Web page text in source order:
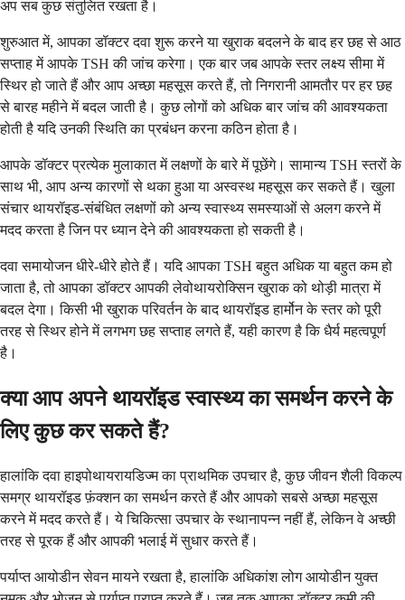
अप सब कुछ संतुलित रखता है।
शुरुआत में, आपका डॉक्टर दवा शुरू करने या खुराक बदलने के बाद हर छह से आठ
सप्ताह में आपके TSH की जांच करेगा। एक बार जब आपके स्तर लक्ष्य सीमा में
स्थिर हो जाते हैं और आप अच्छा महसूस करते हैं, तो निगरानी आमतौर पर हर छह
से बारह महीने में बदल जाती है। कुछ लोगों को अधिक बार जांच की आवश्यकता
होती है यदि उनकी स्थिति का प्रबंधन करना कठिन होता है।
आपके डॉक्टर प्रत्येक मुलाकात में लक्षणों के बारे में पूछेंगे। सामान्य TSH स्तरों के
साथ भी, आप अन्य कारणों से थका हुआ या अस्वस्थ महसूस कर सकते हैं। खुला
संचार थायरॉइड-संबंधित लक्षणों को अन्य स्वास्थ्य समस्याओं से अलग करने में
मदद करता है जिन पर ध्यान देने की आवश्यकता हो सकती है।
दवा समायोजन धीरे-धीरे होते हैं। यदि आपका TSH बहुत अधिक या बहुत कम हो
जाता है, तो आपका डॉक्टर आपकी लेवोथायरोक्सिन खुराक को थोड़ी मात्रा में
बदल देगा। किसी भी खुराक परिवर्तन के बाद थायरॉइड हार्मोन के स्तर को पूरी
तरह से स्थिर होने में लगभग छह सप्ताह लगते हैं, यही कारण है कि धैर्य महत्वपूर्ण
है।
क्या आप अपने थायरॉइड स्वास्थ्य का समर्थन करने के
लिए कुछ कर सकते हैं?
हालांकि दवा हाइपोथायरायडिज्म का प्राथमिक उपचार है, कुछ जीवन शैली विकल्प
समग्र थायरॉइड फ़ंक्शन का समर्थन करते हैं और आपको सबसे अच्छा महसूस
करने में मदद करते हैं। ये चिकित्सा उपचार के स्थानापन्न नहीं हैं, लेकिन वे अच्छी
तरह से पूरक हैं और आपकी भलाई में सुधार करते हैं।
पर्याप्त आयोडीन सेवन मायने रखता है, हालांकि अधिकांश लोग आयोडीन युक्त